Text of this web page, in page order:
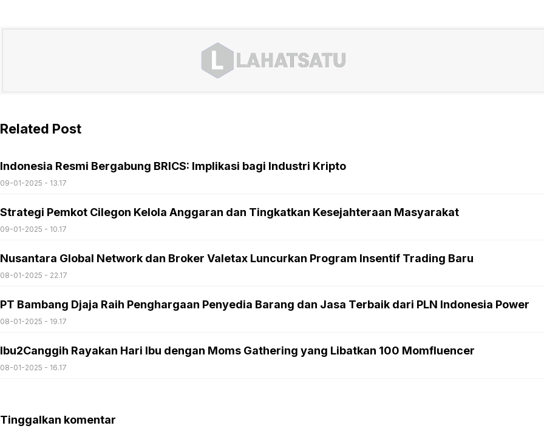
Related Post
Indonesia Resmi Bergabung BRICS: Implikasi bagi Industri Kripto
09-01-2025 - 13.17
Strategi Pemkot Cilegon Kelola Anggaran dan Tingkatkan Kesejahteraan Masyarakat
09-01-2025 - 10.17
Nusantara Global Network dan Broker Valetax Luncurkan Program Insentif Trading Baru
08-01-2025 - 22.17
PT Bambang Djaja Raih Penghargaan Penyedia Barang dan Jasa Terbaik dari PLN Indonesia Power
08-01-2025 - 19.17
Ibu2Canggih Rayakan Hari Ibu dengan Moms Gathering yang Libatkan 100 Momfluencer
08-01-2025 - 16.17
Tinggalkan komentar